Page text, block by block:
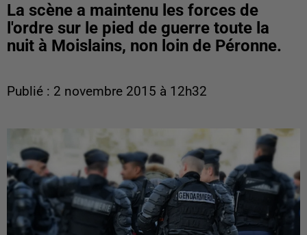
La scène a maintenu les forces de
l'ordre sur le pied de guerre toute la
nuit à Moislains, non loin de Péronne.
Publié : 2 novembre 2015 à 12h32